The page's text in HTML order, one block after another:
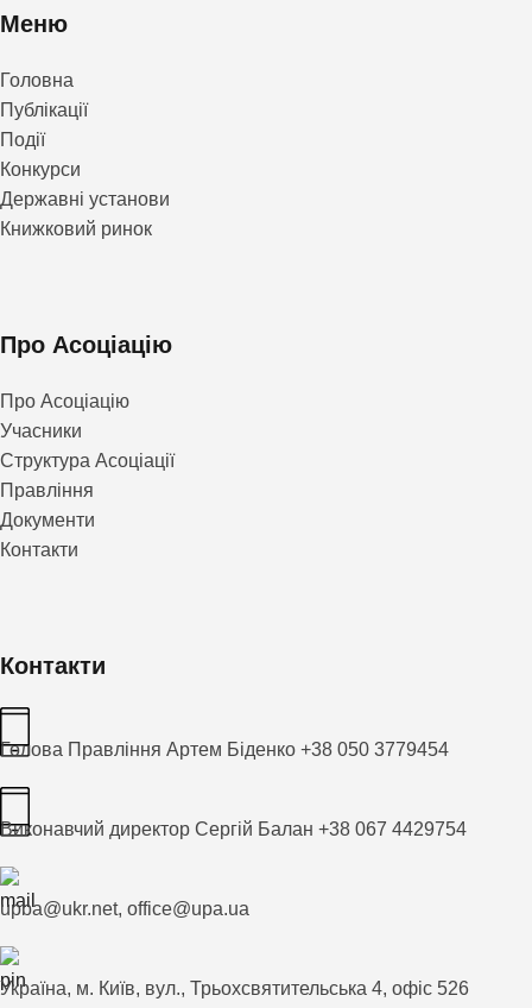
Меню
Головна
Публікації
Події
Конкурси
Державні установи
Книжковий ринок
Про Асоціацію
Про Асоціацію
Учасники
Структура Асоціації
Правління
Документи
Контакти
Контакти
Голова Правління Артем Біденко +38 050 3779454
Виконавчий директор Сергій Балан +38 067 4429754
upba@ukr.net, office@upa.ua
Україна, м. Київ, вул., Трьохсвятительська 4, офіс 526